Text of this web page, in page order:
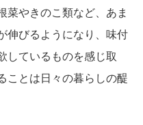
菜やきのこ類など、あま
伸びるようになり、味付
しているものを感じ取
ことは日々の暮らしの醍